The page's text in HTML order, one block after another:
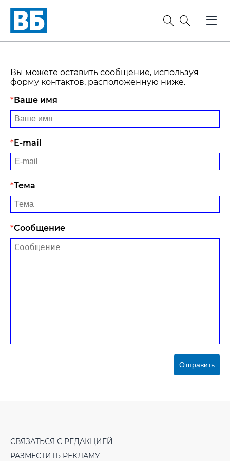
Вы можете оставить сообщение, используя
форму контактов, расположенную ниже.
Ваше имя
E-mail
Тема
Сообщение
Отправить
СВЯЗАТЬСЯ С РЕДАКЦИЕЙ
РАЗМЕСТИТЬ РЕКЛАМУ